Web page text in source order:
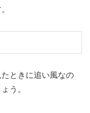
ときに追い風なの
う。